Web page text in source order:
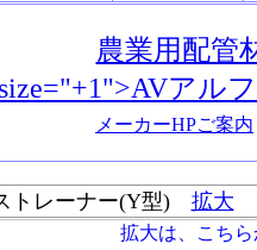
農業用配管
メーカーHPご案内
トレーナー(Y型) 拡大